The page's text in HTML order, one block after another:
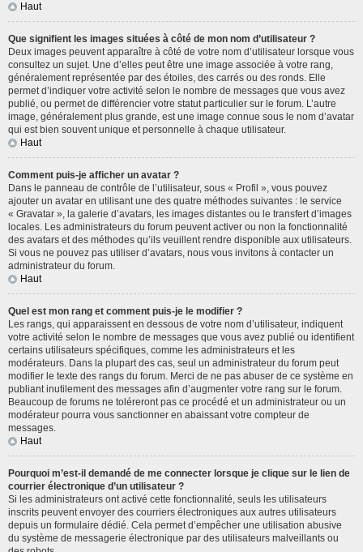
Haut
Que signifient les images situées à côté de mon nom d’utilisateur ?
Deux images peuvent apparaître à côté de votre nom d’utilisateur lorsque vous
consultez un sujet. Une d’elles peut être une image associée à votre rang,
généralement représentée par des étoiles, des carrés ou des ronds. Elle
permet d’indiquer votre activité selon le nombre de messages que vous avez
publié, ou permet de différencier votre statut particulier sur le forum. L’autre
image, généralement plus grande, est une image connue sous le nom d’avatar
qui est bien souvent unique et personnelle à chaque utilisateur.
Haut
Comment puis-je afficher un avatar ?
Dans le panneau de contrôle de l’utilisateur, sous « Profil », vous pouvez
ajouter un avatar en utilisant une des quatre méthodes suivantes : le service
« Gravatar », la galerie d’avatars, les images distantes ou le transfert d’images
locales. Les administrateurs du forum peuvent activer ou non la fonctionnalité
des avatars et des méthodes qu’ils veuillent rendre disponible aux utilisateurs.
Si vous ne pouvez pas utiliser d’avatars, nous vous invitons à contacter un
administrateur du forum.
Haut
Quel est mon rang et comment puis-je le modifier ?
Les rangs, qui apparaissent en dessous de votre nom d’utilisateur, indiquent
votre activité selon le nombre de messages que vous avez publié ou identifient
certains utilisateurs spécifiques, comme les administrateurs et les
modérateurs. Dans la plupart des cas, seul un administrateur du forum peut
modifier le texte des rangs du forum. Merci de ne pas abuser de ce système en
publiant inutilement des messages afin d’augmenter votre rang sur le forum.
Beaucoup de forums ne toléreront pas ce procédé et un administrateur ou un
modérateur pourra vous sanctionner en abaissant votre compteur de
messages.
Haut
Pourquoi m’est-il demandé de me connecter lorsque je clique sur le lien de
courrier électronique d’un utilisateur ?
Si les administrateurs ont activé cette fonctionnalité, seuls les utilisateurs
inscrits peuvent envoyer des courriers électroniques aux autres utilisateurs
depuis un formulaire dédié. Cela permet d’empêcher une utilisation abusive
du système de messagerie électronique par des utilisateurs malveillants ou